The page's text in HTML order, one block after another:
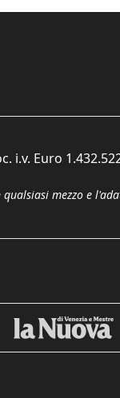
Euro
mezzo e